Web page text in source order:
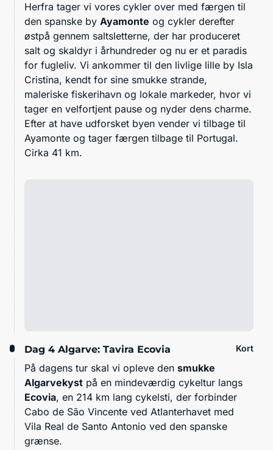
Herfra tager vi vores cykler over med færgen til
den spanske by Ayamonte og cykler derefter
østpå gennem saltsletterne, der har produceret
salt og skaldyr i århundreder og nu er et paradis
for fugleliv. Vi ankommer til den livlige lille by Isla
Cristina, kendt for sine smukke strande,
maleriske fiskerihavn og lokale markeder, hvor vi
tager en velfortjent pause og nyder dens charme.
Efter at have udforsket byen vender vi tilbage til
Ayamonte og tager færgen tilbage til Portugal.
Cirka 41 km.
Dag 4 Algarve: Tavira Ecovia Kort
På dagens tur skal vi opleve den smukke
Algarvekyst på en mindeværdig cykeltur langs
Ecovia, en 214 km lang cykelsti, der forbinder
Cabo de São Vincente ved Atlanterhavet med
Vila Real de Santo Antonio ved den spanske
grænse.